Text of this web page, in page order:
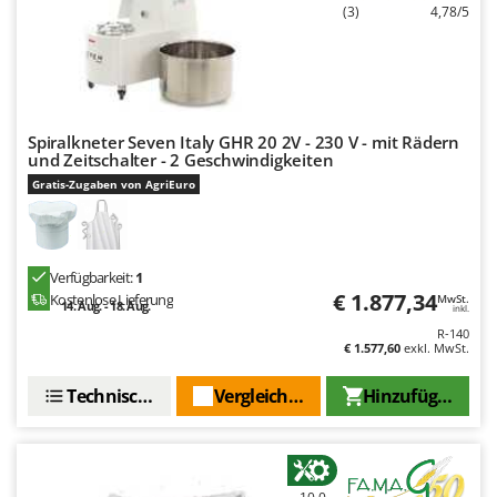
Mowox
MTD
Nilfisk
Ninja
Novatec
Novital
NuAir
NuovaFac
Officine Savioli
Oliviero
(3) 4,78/5
Spiralkneter Seven Italy GHR 20 2V - 230 V - mit Rädern
und Zeitschalter - 2 Geschwindigkeiten
Gratis-Zugaben von AgriEuro
Verfügbarkeit:1
Kostenlose Lieferung
14. Aug. - 18. Aug. € 1.877,34MwSt.
inkl.
R-140
€ 1.577,60 exkl. MwSt.
Hinzufügen
Vergleichen Sie
Technische Daten